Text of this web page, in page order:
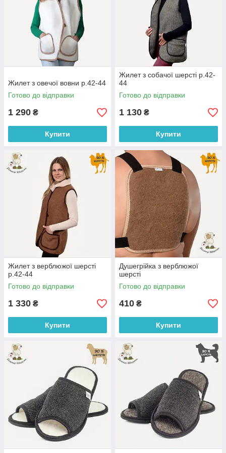
Жилет з овечої вовни р.42-44
Готово до відправки
1 290 ₴
Купити
Жилет з собачої шерсті р.42-
44
Готово до відправки
1 130 ₴
Купити
Жилет з верблюжої шерсті
р.42-44
Готово до відправки
1 330 ₴
Купити
Душегрійка з верблюжої
шерсті
Готово до відправки
410 ₴
Купити